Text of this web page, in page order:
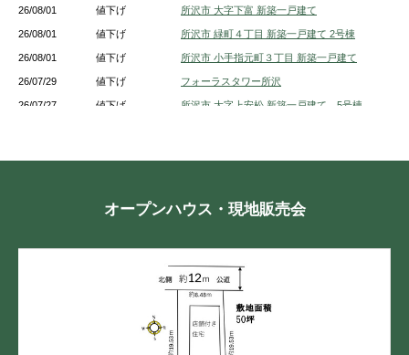
26/08/01 値下げ 所沢市 大字下富 新築一戸建て
26/08/01 値下げ 所沢市 緑町４丁目 新築一戸建て 2号棟
26/08/01 値下げ 所沢市 小手指元町３丁目 新築一戸建て
26/07/29 値下げ フォーラスタワー所沢
26/07/27 値下げ 所沢市 大字上安松 新築一戸建て 5号棟
所沢市 大字上安松 新築一戸建て 1号棟
26/07/27 値下げ 所沢市 上新井１丁目 新築一戸建て 3号棟
所沢市 中新井３丁目 新築一戸建て B号棟
所沢市 上新井４丁目 新築一戸建て
オープンハウス・現地販売会